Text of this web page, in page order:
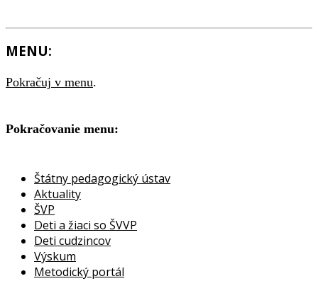
MENU:
Pokračuj v menu.
Pokračovanie menu:
Štátny pedagogický ústav
Aktuality
ŠVP
Deti a žiaci so ŠVVP
Deti cudzincov
Výskum
Metodický portál